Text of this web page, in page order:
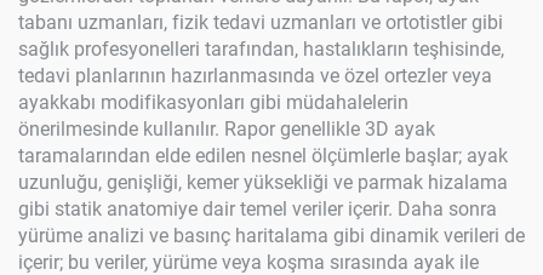
tabanı uzmanları, fizik tedavi uzmanları ve ortotistler gibi
sağlık profesyonelleri tarafından, hastalıkların teşhisinde,
tedavi planlarının hazırlanmasında ve özel ortezler veya
ayakkabı modifikasyonları gibi müdahalelerin
önerilmesinde kullanılır. Rapor genellikle 3D ayak
taramalarından elde edilen nesnel ölçümlerle başlar; ayak
uzunluğu, genişliği, kemer yüksekliği ve parmak hizalama
gibi statik anatomiye dair temel veriler içerir. Daha sonra
yürüme analizi ve basınç haritalama gibi dinamik verileri de
içerir; bu veriler, yürüme veya koşma sırasında ayak ile